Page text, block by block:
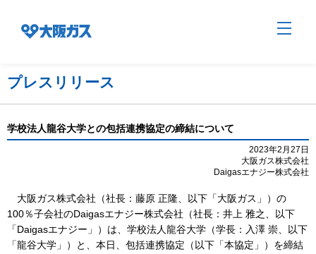
社会貢献
プレスリリース
学校法人龍谷大学との包括連携協定の締結について
2023年2月27日
大阪ガス株式会社
Daigasエナジー株式会社
大阪ガス株式会社（社長：藤原 正隆、以下「大阪ガス」）の
100％子会社のDaigasエナジー株式会社（社長：井上 雅之、以下
「Daigasエナジー」）は、学校法人龍谷大学（学長：入澤 崇、以下
「龍谷大学」）と、本日、包括連携協定（以下「本協定」）を締結